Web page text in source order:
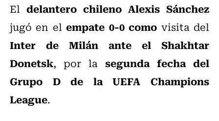
El delantero chileno Alexis Sánchez
jugó en elempate 0-0 como visita del
Inter de Milán ante el Shakhtar
Donetsk, por la segunda fecha del
Grupo D de la UEFA Champions
League.